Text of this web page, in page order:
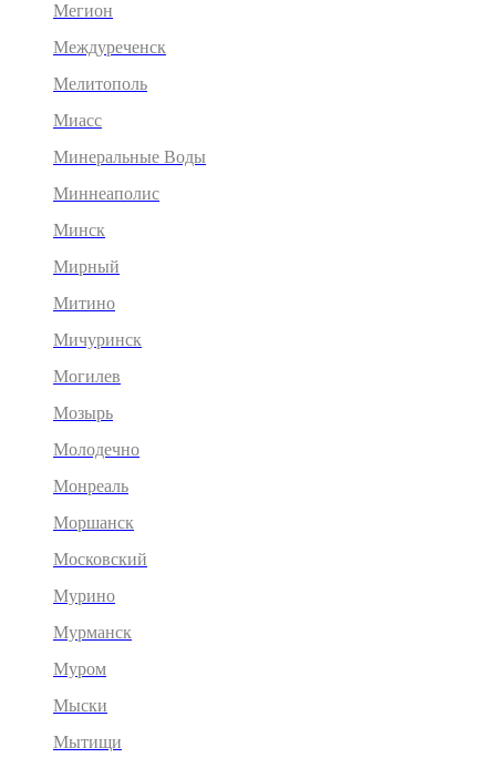
Мегион
Междуреченск
Мелитополь
Миасс
Минеральные Воды
Миннеаполис
Минск
Мирный
Митино
Мичуринск
Могилев
Мозырь
Молодечно
Монреаль
Моршанск
Московский
Мурино
Мурманск
Муром
Мыски
Мытищи